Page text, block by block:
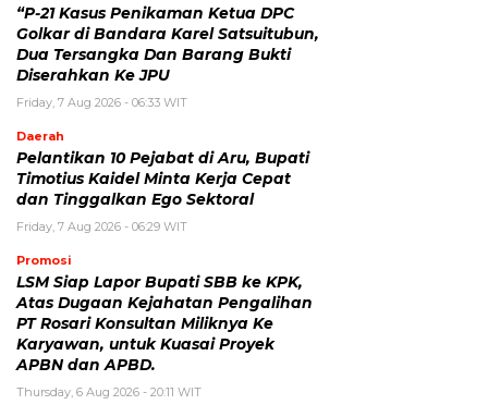
“P-21 Kasus Penikaman Ketua DPC
Golkar di Bandara Karel Satsuitubun,
Dua Tersangka Dan Barang Bukti
Diserahkan Ke JPU
Friday, 7 Aug 2026 - 06:33 WIT
Daerah
Pelantikan 10 Pejabat di Aru, Bupati
Timotius Kaidel Minta Kerja Cepat
dan Tinggalkan Ego Sektoral
Friday, 7 Aug 2026 - 06:29 WIT
Promosi
LSM Siap Lapor Bupati SBB ke KPK,
Atas Dugaan Kejahatan Pengalihan
PT Rosari Konsultan Miliknya Ke
Karyawan, untuk Kuasai Proyek
APBN dan APBD.
Thursday, 6 Aug 2026 - 20:11 WIT